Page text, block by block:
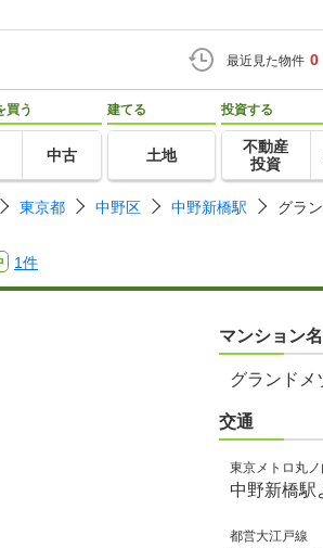
最近見た物件 0
買う
中古
建てる
土地
投資する
不動産
投資
東京都 中野区 中野新橋駅 グラ
1件
マンション名
グランドメ
交通
東京メトロ丸ノ
中野新橋駅
都営大江戸線